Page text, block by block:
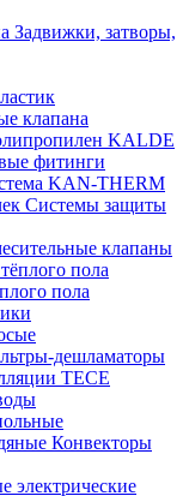
Задвижки, затворы,
клапана
KALDE
фитинги
KAN-THERM
Системы защиты
клапаны
пола
дешламаторы
TECE
Конвекторы